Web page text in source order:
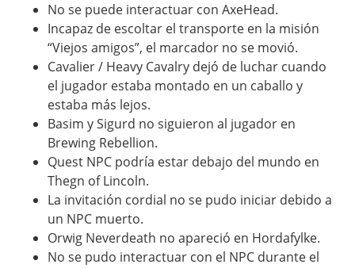
No se puede interactuar con AxeHead.
Incapaz de escoltar el transporte en la misión
“Viejos amigos”, el marcador no se movió.
Cavalier / Heavy Cavalry dejó de luchar cuando
el jugador estaba montado en un caballo y
estaba más lejos.
Basim y Sigurd no siguieron al jugador en
Brewing Rebellion.
Quest NPC podría estar debajo del mundo en
Thegn of Lincoln.
La invitación cordial no se pudo iniciar debido a
un NPC muerto.
Orwig Neverdeath no apareció en Hordafylke.
No se pudo interactuar con el NPC durante el